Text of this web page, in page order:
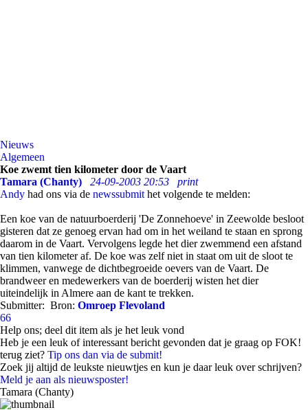
Nieuws
Algemeen
Koe zwemt tien kilometer door de Vaart
Tamara (Chanty)
24-09-2003 20:53
print
Andy had ons via de newssubmit het volgende te melden:
Een koe van de natuurboerderij 'De Zonnehoeve' in Zeewolde besloot
gisteren dat ze genoeg ervan had om in het weiland te staan en sprong
daarom in de Vaart. Vervolgens legde het dier zwemmend een afstand
van tien kilometer af. De koe was zelf niet in staat om uit de sloot te
klimmen, vanwege de dichtbegroeide oevers van de Vaart. De
brandweer en medewerkers van de boerderij wisten het dier
uiteindelijk in Almere aan de kant te trekken.
Submitter: Bron: Omroep Flevoland
66
Help ons; deel dit item als je het leuk vond
Heb je een leuk of interessant bericht gevonden dat je graag op FOK!
terug ziet? Tip ons dan via de submit!
Zoek jij altijd de leukste nieuwtjes en kun je daar leuk over schrijven?
Meld je aan als nieuwsposter!
Tamara (Chanty)